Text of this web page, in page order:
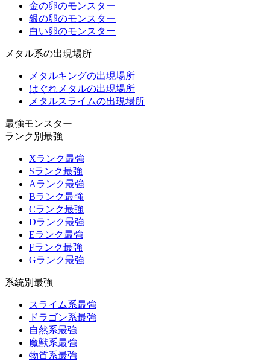
金の卵のモンスター
銀の卵のモンスター
白い卵のモンスター
メタル系の出現場所
メタルキングの出現場所
はぐれメタルの出現場所
メタルスライムの出現場所
最強モンスター
ランク別最強
Xランク最強
Sランク最強
Aランク最強
Bランク最強
Cランク最強
Dランク最強
Eランク最強
Fランク最強
Gランク最強
系統別最強
スライム系最強
ドラゴン系最強
自然系最強
魔獣系最強
物質系最強